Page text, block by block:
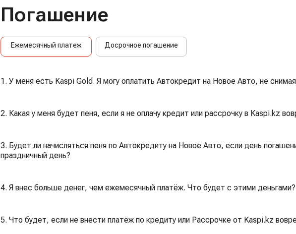
Погашение
Ежемесячный платеж Досрочное погашение
1. У меня есть Kaspi Gold. Я могу оплатить Автокредит на Новое Авто, не
2. Какая у меня будет пеня, если я не оплачу кредит или рассрочку в Kaspi.kz
3. Будет ли начисляться пеня по Автокредиту на Новое Авто, если день
праздничный день?
4. Я внес больше денег, чем ежемесячный платёж. Что будет с этими деньгами?
5. Что будет, если не внести платёж по кредиту или Рассрочке от Kaspi.kz